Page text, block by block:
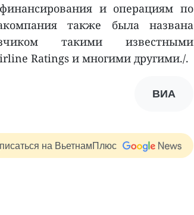
и операциям по
также была названа
такими известными
Ratings и многими другими./.
ВИА
на ВьетнамПлюс